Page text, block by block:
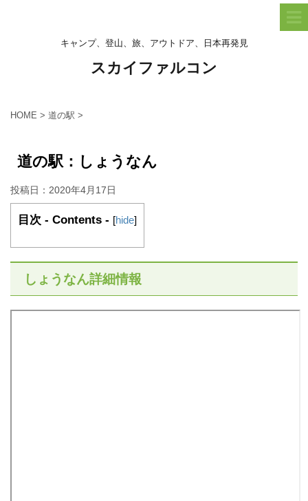
キャンプ、登山、旅、アウトドア、日本再発見
スカイファルコン
HOME > 道の駅 >
道の駅：しょうなん
投稿日： 2020年4月17日
目次 - Contents - [hide]
しょうなん詳細情報